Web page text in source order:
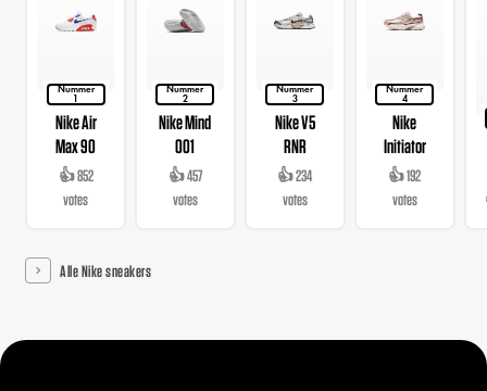
Nummer
1
Nike Air
Max 90
👍 852
votes
Nummer
2
Nike Mind
001
👍 457
votes
Nummer
3
Nike V5
RNR
👍 234
votes
Nummer
4
Nike
Initiator
👍 192
votes
Alle Nike sneakers